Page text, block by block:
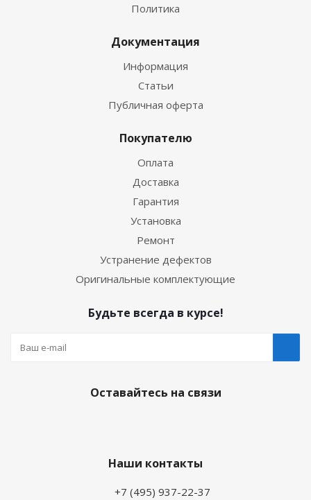
Политика
Документация
Информация
Статьи
Публичная оферта
Покупателю
Оплата
Доставка
Гарантия
Установка
Ремонт
Устранение дефектов
Оригинальные комплектующие
Будьте всегда в курсе!
Оставайтесь на связи
Наши контакты
+7 (495) 937-22-37